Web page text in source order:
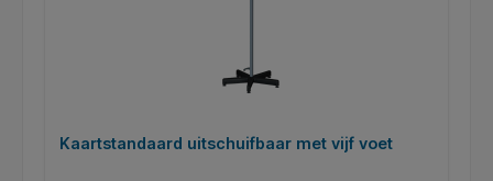
Kaartstandaard uitschuifbaar met vijf voet